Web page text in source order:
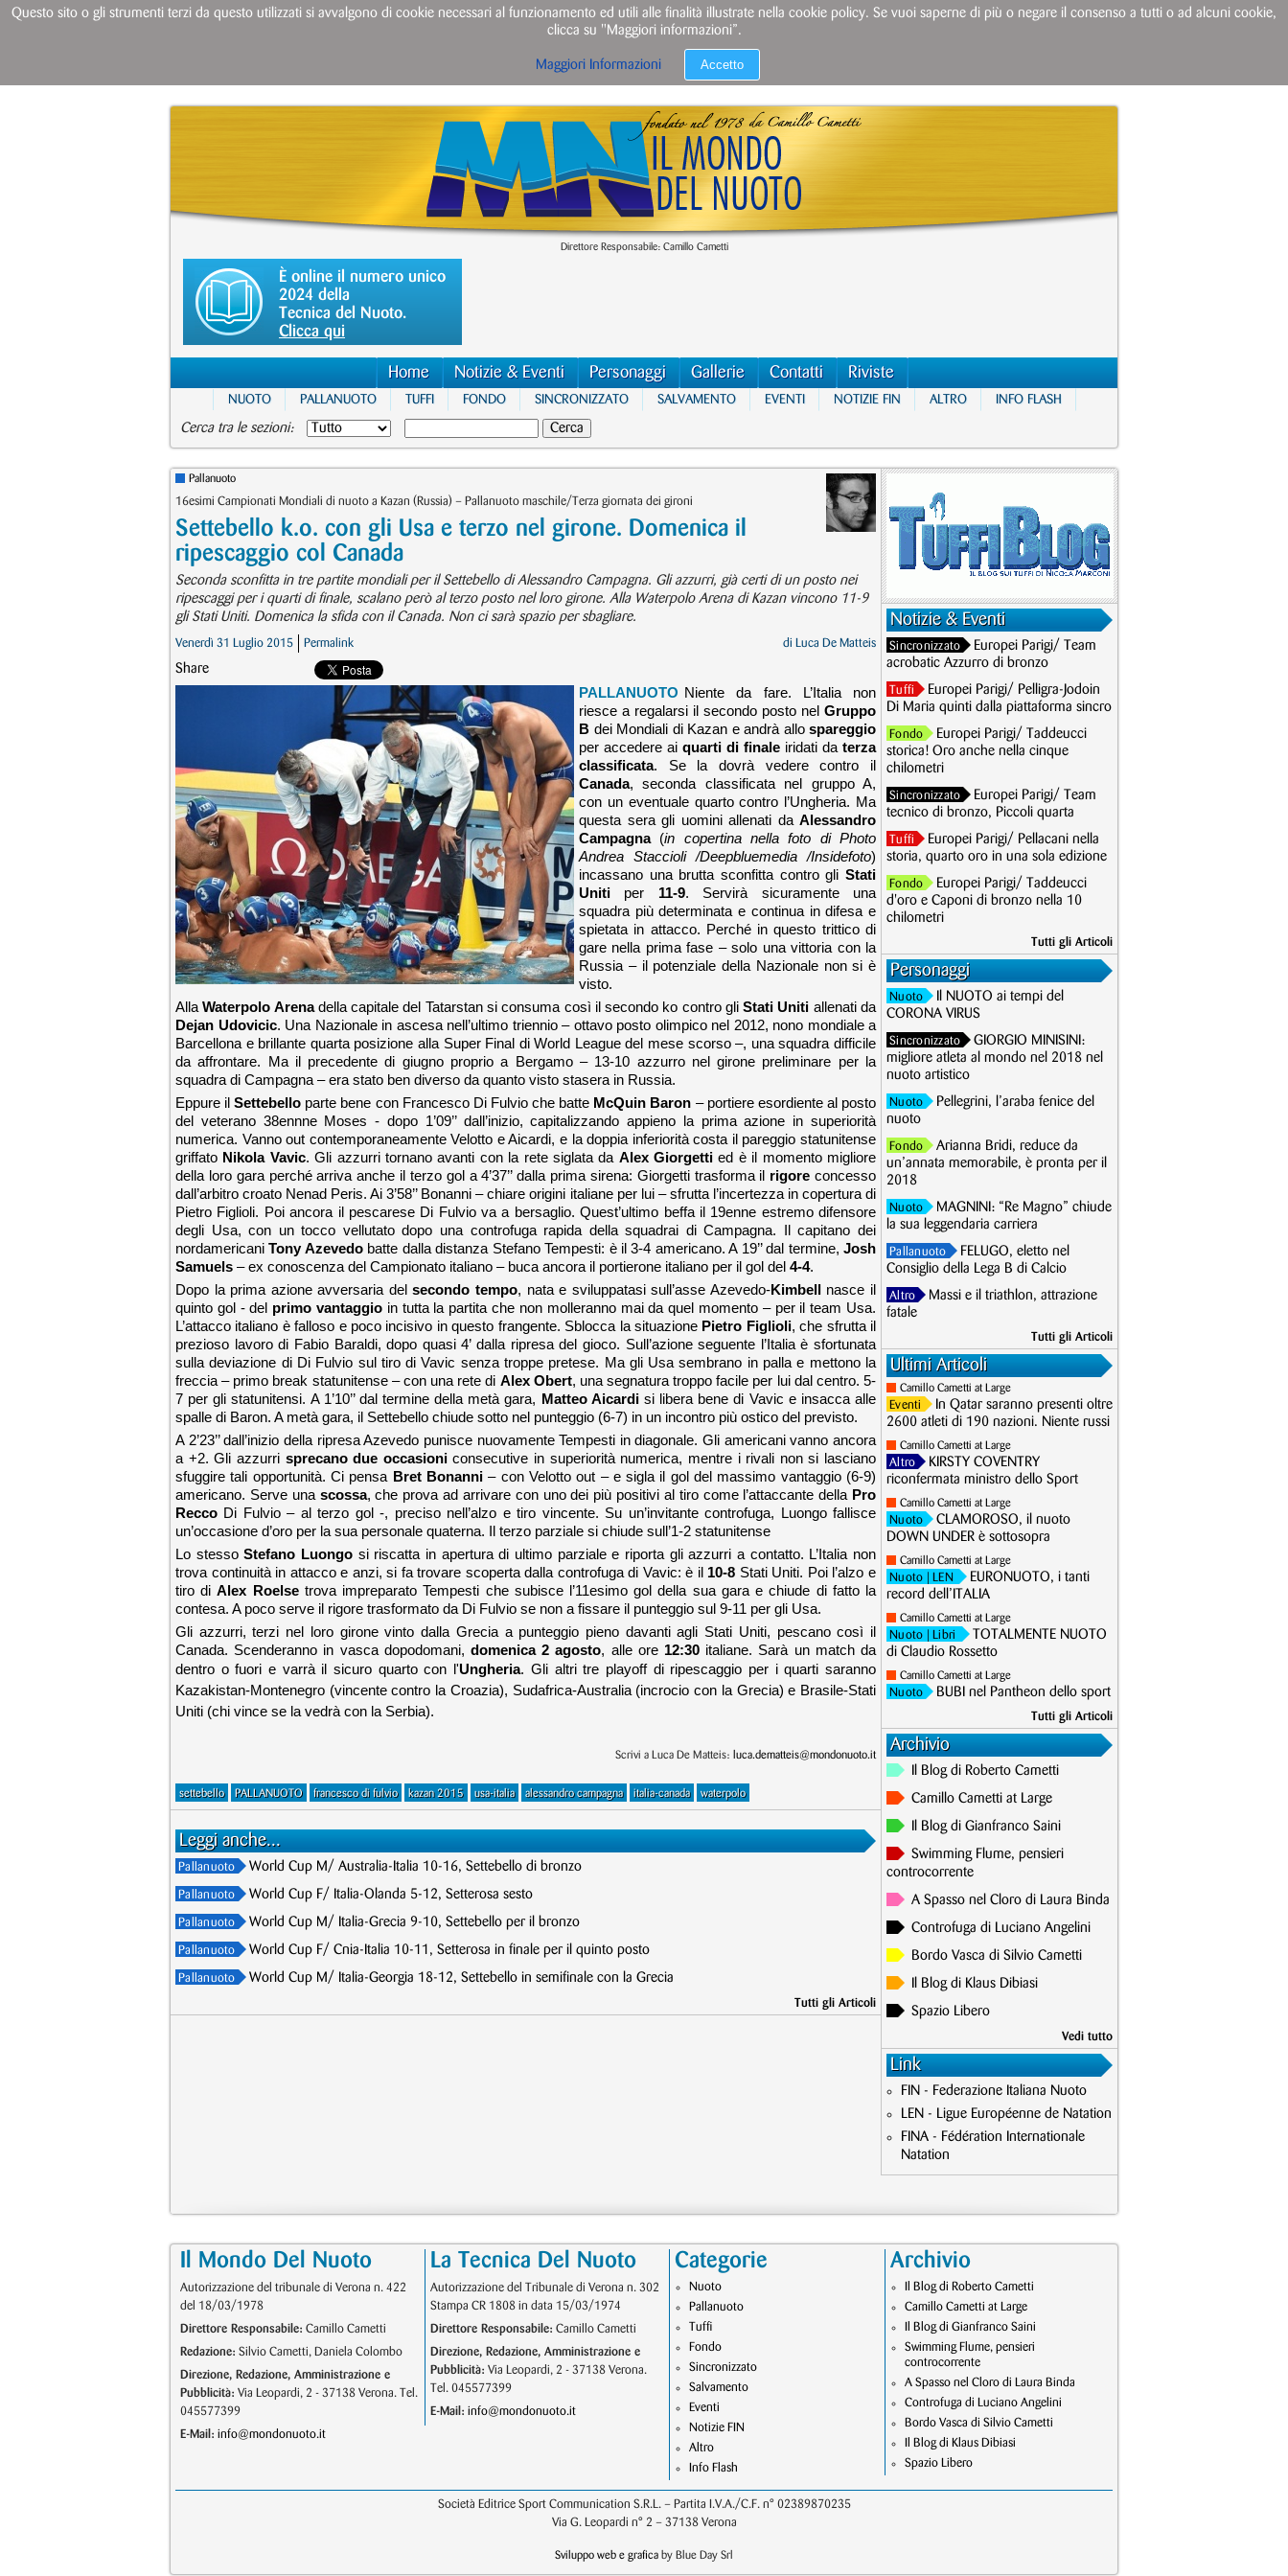
Direttore Responsabile: Camillo Cametti
È online il numero unico
2024 della
Tecnica del Nuoto.
Clicca qui
Home Notizie & Eventi Personaggi Gallerie Contatti Riviste
NUOTO PALLANUOTO TUFFI FONDO SINCRONIZZATO SALVAMENTO EVENTI NOTIZIE FIN ALTRO INFO FLASH
Cerca tra le sezioni:
Pallanuoto
16esimi Campionati Mondiali di nuoto a Kazan (Russia) – Pallanuoto maschile/Terza giornata dei gironi
Settebello k.o. con gli Usa e terzo nel girone. Domenica il
ripescaggio col Canada
Seconda sconfitta in tre partite mondiali per il Settebello di Alessandro Campagna. Gli azzurri, già certi di un posto nei
ripescaggi per i quarti di finale, scalano però al terzo posto nel loro girone. Alla Waterpolo Arena di Kazan vincono 11-9
gli Stati Uniti. Domenica la sfida con il Canada. Non ci sarà spazio per sbagliare.
Venerdì 31 Luglio 2015 Permalink di Luca De Matteis
Share
PALLANUOTO Niente da fare. L’Italia non
riesce a regalarsi il secondo posto nel Gruppo
B dei Mondiali di Kazan e andrà allo spareggio
per accedere ai quarti di finale iridati da terza
classificata. Se la dovrà vedere contro il
Canada, seconda classificata nel gruppo A,
con un eventuale quarto contro l’Ungheria. Ma
questa sera gli uomini allenati da Alessandro
Campagna(in copertina nella foto di Photo
Andrea Staccioli /Deepbluemedia /Insidefoto)
incassano una brutta sconfitta contro gli Stati
Uniti per 11-9. Servirà sicuramente una
squadra più determinata e continua in difesa e
spietata in attacco. Perché in questo trittico di
gare nella prima fase – solo una vittoria con la
Russia – il potenziale della Nazionale non si è
visto.
AllaWaterpolo Arenadella capitale del Tatarstan si consuma così il secondo ko contro gliStati Uniti allenati da
Dejan Udovicic. Una Nazionale in ascesa nell’ultimo triennio – ottavo posto olimpico nel 2012, nono mondiale a
Barcellona e brillante quarta posizione alla Super Final di World League del mese scorso –, una squadra difficile
da affrontare. Ma il precedente di giugno proprio a Bergamo – 13-10 azzurro nel girone preliminare per la
squadra di Campagna – era stato ben diverso da quanto visto stasera in Russia.
Eppure ilSettebello parte bene con Francesco Di Fulvio che batte McQuin Baron – portiere esordiente al posto
del veterano 38ennne Moses - dopo 1’09’’ dall’inizio, capitalizzando appieno la prima azione in superiorità
numerica. Vanno out contemporaneamente Velotto e Aicardi, e la doppia inferiorità costa il pareggio statunitense
griffato Nikola Vavic. Gli azzurri tornano avanti con la rete siglata da Alex Giorgetti ed è il momento migliore
della loro gara perché arriva anche il terzo gol a 4’37’’ dalla prima sirena: Giorgetti trasforma il rigore concesso
dall’arbitro croato Nenad Peris. Ai 3’58’’ Bonanni – chiare origini italiane per lui – sfrutta l’incertezza in copertura di
Pietro Figlioli. Poi ancora il pescarese Di Fulvio va a bersaglio. Quest’ultimo beffa il 19enne estremo difensore
degli Usa, con un tocco vellutato dopo una controfuga rapida della squadrai di Campagna. Il capitano dei
nordamericaniTony Azevedobatte dalla distanza Stefano Tempesti: è il 3-4 americano. A 19’’ dal termine, Josh
Samuels – ex conoscenza del Campionato italiano – buca ancora il portierone italiano per il gol del 4-4.
Dopo la prima azione avversaria delsecondo tempo, nata e sviluppatasi sull’asse Azevedo-Kimbell nasce il
quinto gol - del primo vantaggio in tutta la partita che non molleranno mai da quel momento – per il team Usa.
L’attacco italiano è falloso e poco incisivo in questo frangente. Sblocca la situazione Pietro Figlioli, che sfrutta il
prezioso lavoro di Fabio Baraldi, dopo quasi 4’ dalla ripresa del gioco. Sull’azione seguente l’Italia è sfortunata
sulla deviazione di Di Fulvio sul tiro di Vavic senza troppe pretese. Ma gli Usa sembrano in palla e mettono la
freccia – primo break statunitense – con una rete di Alex Obert, una segnatura troppo facile per lui dal centro. 5-
7 per gli statunitensi. A 1’10’’ dal termine della metà gara, Matteo Aicardisi libera bene di Vavic e insacca alle
spalle di Baron. A metà gara, il Settebello chiude sotto nel punteggio (6-7) in un incontro più ostico del previsto.
A 2’23’’ dall’inizio della ripresa Azevedo punisce nuovamente Tempesti in diagonale. Gli americani vanno ancora
a +2. Gli azzurri sprecano due occasioniconsecutive in superiorità numerica, mentre i rivali non si lasciano
sfuggire tali opportunità. Ci pensa Bret Bonanni– con Velotto out – e sigla il gol del massimo vantaggio (6-9)
americano. Serve una scossa, che prova ad arrivare con uno dei più positivi al tiro come l’attaccante della Pro
Recco Di Fulvio – al terzo gol -, preciso nell’alzo e tiro vincente. Su un’invitante controfuga, Luongo fallisce
un’occasione d’oro per la sua personale quaterna. Il terzo parziale si chiude sull’1-2 statunitense
Lo stessoStefano Luongo si riscatta in apertura di ultimo parziale e riporta gli azzurri a contatto. L’Italia non
trova continuità in attacco e anzi, si fa trovare scoperta dalla controfuga di Vavic: è il 10-8 Stati Uniti. Poi l’alzo e
tiro diAlex Roelsetrova impreparato Tempesti che subisce l’11esimo gol della sua gara e chiude di fatto la
contesa. A poco serve il rigore trasformato da Di Fulvio se non a fissare il punteggio sul 9-11 per gli Usa.
Gli azzurri, terzi nel loro girone vinto dalla Grecia a punteggio pieno davanti agli Stati Uniti, pescano così il
Canada. Scenderanno in vasca dopodomani, domenica 2 agosto, alle ore 12:30 italiane. Sarà un match da
dentro o fuori e varrà il sicuro quarto con l'Ungheria. Gli altri tre playoff di ripescaggio per i quarti saranno
Kazakistan-Montenegro (vincente contro la Croazia), Sudafrica-Australia (incrocio con la Grecia) e Brasile-Stati
Uniti (chi vince se la vedrà con la Serbia).
Scrivi a Luca De Matteis: luca.dematteis@mondonuoto.it
settebello PALLANUOTO francesco di fulvio kazan 2015 usa-italia alessandro campagna italia-canada waterpolo
Leggi anche...
Pallanuoto World Cup M/ Australia-Italia 10-16, Settebello di bronzo
Pallanuoto World Cup F/ Italia-Olanda 5-12, Setterosa sesto
Pallanuoto World Cup M/ Italia-Grecia 9-10, Settebello per il bronzo
Pallanuoto World Cup F/ Cnia-Italia 10-11, Setterosa in finale per il quinto posto
Pallanuoto World Cup M/ Italia-Georgia 18-12, Settebello in semifinale con la Grecia
Tutti gli Articoli
Notizie & Eventi
Sincronizzato
Europei Parigi/ Team
acrobatic Azzurro di bronzo
Tuffi
Europei Parigi/ Pelligra-Jodoin
Di Maria quinti dalla piattaforma sincro
Fondo
Europei Parigi/ Taddeucci
storica! Oro anche nella cinque
chilometri
Sincronizzato
Europei Parigi/ Team
tecnico di bronzo, Piccoli quarta
Tuffi
Europei Parigi/ Pellacani nella
storia, quarto oro in una sola edizione
Fondo
Europei Parigi/ Taddeucci
d'oro e Caponi di bronzo nella 10
chilometri
Tutti gli Articoli
Personaggi
Nuoto
Il NUOTO ai tempi del
CORONA VIRUS
Sincronizzato
GIORGIO MINISINI:
migliore atleta al mondo nel 2018 nel
nuoto artistico
Nuoto
Pellegrini, l’araba fenice del
nuoto
Fondo
Arianna Bridi, reduce da
un’annata memorabile, è pronta per il
2018
Nuoto
MAGNINI: “Re Magno” chiude
la sua leggendaria carriera
Pallanuoto
FELUGO, eletto nel
Consiglio della Lega B di Calcio
Altro
Massi e il triathlon, attrazione
fatale
Tutti gli Articoli
Ultimi Articoli
Camillo Cametti at Large
Eventi
In Qatar saranno presenti oltre
2600 atleti di 190 nazioni. Niente russi
Camillo Cametti at Large
Altro
KIRSTY COVENTRY
riconfermata ministro dello Sport
Camillo Cametti at Large
Nuoto
CLAMOROSO, il nuoto
DOWN UNDER è sottosopra
Camillo Cametti at Large
Nuoto | LEN
EURONUOTO, i tanti
record dell’ITALIA
Camillo Cametti at Large
Nuoto | Libri
TOTALMENTE NUOTO
di Claudio Rossetto
Camillo Cametti at Large
Nuoto BUBI nel Pantheon dello sport
Tutti gli Articoli
Archivio
Il Blog di Roberto Cametti
Camillo Cametti at Large
Il Blog di Gianfranco Saini
Swimming Flume, pensieri
controcorrente
A Spasso nel Cloro di Laura Binda
Controfuga di Luciano Angelini
Bordo Vasca di Silvio Cametti
Il Blog di Klaus Dibiasi
Spazio Libero
Vedi tutto
Link
FIN - Federazione Italiana Nuoto
LEN - Ligue Européenne de Natation
FINA - Fédération Internationale
Natation
Il Mondo Del Nuoto
Autorizzazione del tribunale di Verona n. 422
del 18/03/1978
Direttore Responsabile: Camillo Cametti
Redazione: Silvio Cametti, Daniela Colombo
Direzione, Redazione, Amministrazione e
Pubblicità: Via Leopardi, 2 - 37138 Verona. Tel.
045577399
E-Mail: info@mondonuoto.it
La Tecnica Del Nuoto
Autorizzazione del Tribunale di Verona n. 302
Stampa CR 1808 in data 15/03/1974
Direttore Responsabile: Camillo Cametti
Direzione, Redazione, Amministrazione e
Pubblicità: Via Leopardi, 2 - 37138 Verona.
Tel. 045577399
E-Mail: info@mondonuoto.it
Categorie
Nuoto
Pallanuoto
Tuffi
Fondo
Sincronizzato
Salvamento
Eventi
Notizie FIN
Altro
Info Flash
Archivio
Il Blog di Roberto Cametti
Camillo Cametti at Large
Il Blog di Gianfranco Saini
Swimming Flume, pensieri
controcorrente
A Spasso nel Cloro di Laura Binda
Controfuga di Luciano Angelini
Bordo Vasca di Silvio Cametti
Il Blog di Klaus Dibiasi
Spazio Libero
Società Editrice Sport Communication S.R.L. – Partita I.V.A./C.F. n° 02389870235
Via G. Leopardi n° 2 – 37138 Verona
Sviluppo web e grafica by Blue Day Srl
Questo sito o gli strumenti terzi da questo utilizzati si avvalgono di cookie necessari al funzionamento ed utili alle finalità illustrate nella cookie policy. Se vuoi saperne di più o negare il consenso a tutti o ad alcuni cookie,
clicca su "Maggiori informazioni”.
Maggiori Informazioni Accetto